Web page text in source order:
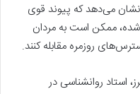
می‌دهد که پیوند قوی
ممکن است به مردان
روزمره مقابله کنند.
استاد روانشناسی در